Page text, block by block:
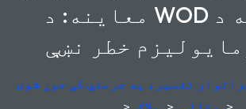
معاینه: د WOD وروسته د
خطر نښې
تفسیر، په جرمني کې جوړ شوی